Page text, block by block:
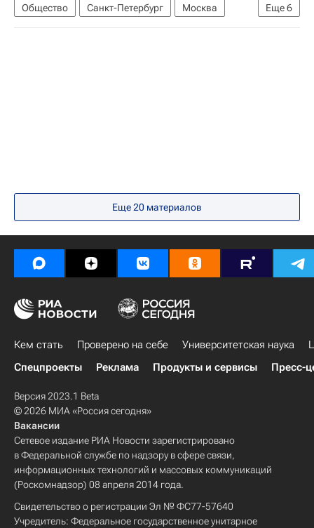
Еще6
Общество Санкт-Петербург
Москва
Высшая школа экономики (ВШЭ)
Еще 20 материалов
Кем стать Проверено на себе Университетская наука
Спецпроекты
Реклама Продукты и сервисы Пресс-
Версия 2023.1 Beta
© 2026 МИА «Россия сегодня»
Вакансии
Сетевое издание РИА Новости зарегистрировано
в Федеральной службе по надзору в сфере связи,
информационных технологий и массовых коммуникаций
(Роскомнадзор) 08 апреля 2014 года.
Свидетельство о регистрации Эл № ФС77-57640
Учредитель: Федеральное государственное унитарное